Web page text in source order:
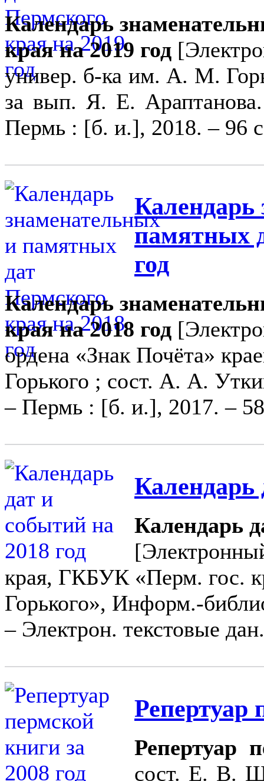
Календарь
края на 2019 год
универ. б-ка им. А. М.
за вып. Я. Е.
Пермь : [б. и.], 2018. – 96
Календарь
памятных
год
Календарь
края на 2018 год
ордена «Знак Почёта»
Горького ; сост. А. А.
– Пермь : [б. и.], 2017. –
Календарь
Календарь
края, ГКБУК «Перм. гос.
Горького», Информ.-
– Электрон. текстовые
Репертуар
Репертуар
сост. Е. В.